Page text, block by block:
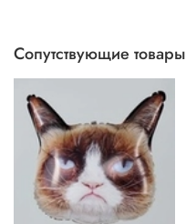
Сопутствующие товары